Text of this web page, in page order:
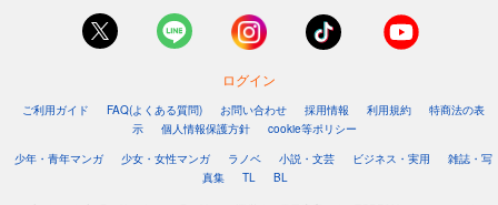
ログイン
ご利用ガイド FAQ(よくある質問) お問い合わせ 採用情報 利用規約
特商法の表
示
個人情報保護方針
cookie等ポリシー
少年・青年マンガ
少女・女性マンガ ラノベ 小説・文芸 ビジネス・実用
雑誌・写
真集
TL BL